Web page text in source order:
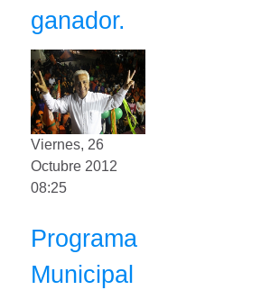
ganador.
Viernes, 26
Octubre 2012
08:25
Programa
Municipal